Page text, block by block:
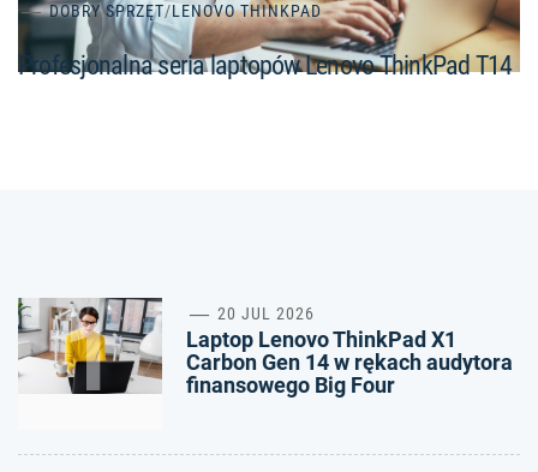
DOBRY SPRZĘT/LENOVO THINKPAD
Profesjonalna seria laptopów Lenovo ThinkPad T14
1 20 JUL 2026
Laptop Lenovo ThinkPad X1
Carbon Gen 14 w rękach audytora
finansowego Big Four